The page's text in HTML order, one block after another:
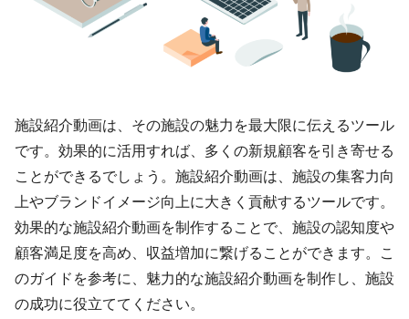
施設紹介動画は、その施設の魅力を最大限に伝えるツール
です。効果的に活用すれば、多くの新規顧客を引き寄せる
ことができるでしょう。施設紹介動画は、施設の集客力向
上やブランドイメージ向上に大きく貢献するツールです。
効果的な施設紹介動画を制作することで、施設の認知度や
顧客満足度を高め、収益増加に繋げることができます。こ
のガイドを参考に、魅力的な施設紹介動画を制作し、施設
の成功に役立ててください。